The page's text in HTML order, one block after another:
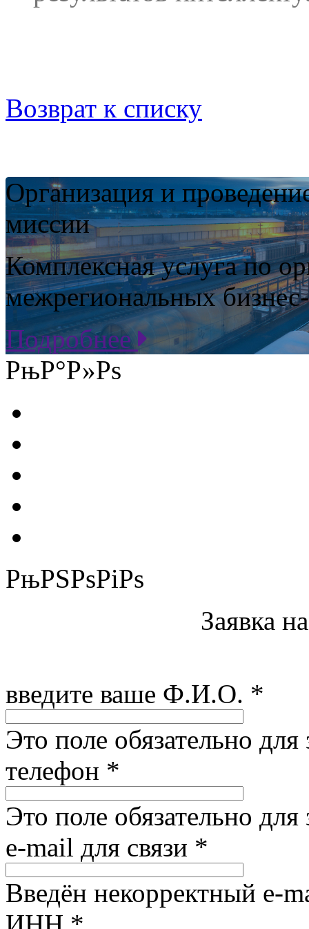
Возврат к списку
Организация и
миссии
Комплексная услуга по
межрегиональных
Подробнее
РњР°Р»Рѕ
РњРЅРѕРіРѕ
Заявка
введите ваше Ф.И.О. *
Это поле обязательно для
телефон *
Это поле обязательно для
e-mail для связи *
Введён некорректный e-